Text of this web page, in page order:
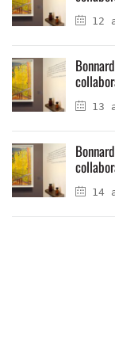
12
13
14